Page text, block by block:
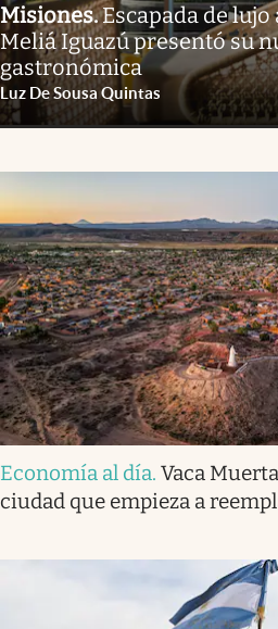
Misiones.Escapada de lujo
Meliá Iguazú presentó su
gastronómica
Luz De Sousa Quintas
Economía al día. Vaca
ciudad que empieza a